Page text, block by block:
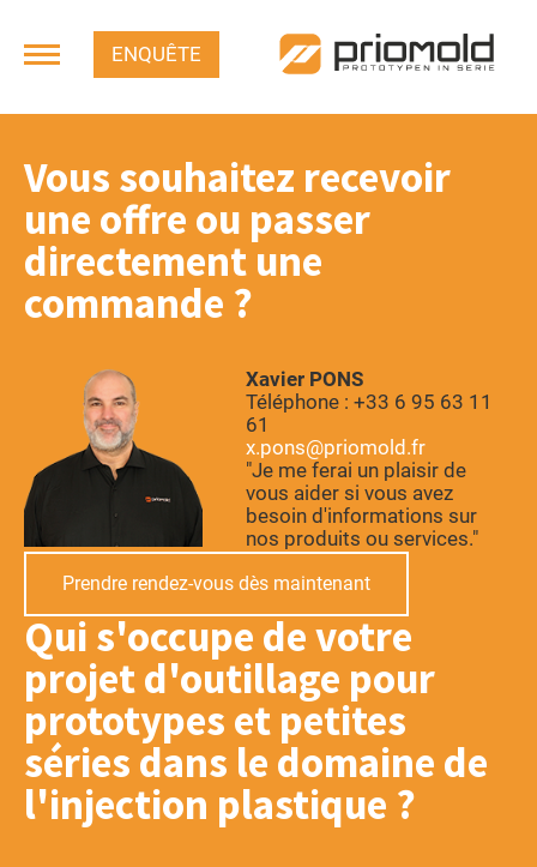
ENQUÊTE
Vous souhaitez recevoir
une offre ou passer
directement une
commande
Xavier PONS
Téléphone : +33 6 95 63 11
61
x.pons@priomold.fr
"Je me ferai un plaisir de
vous aider si vous avez
besoin d'informations sur
nos produits ou services."
Prendre rendez-vous dès maintenant
Qui s'occupe de votre
projet d'outillage pour
prototypes et petites
séries dans le domaine de
l'injection plastique